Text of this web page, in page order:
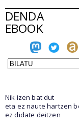
DENDA
EBOOK
Nik izen bat dut
eta ez naute hartzen
ez didate deitzen